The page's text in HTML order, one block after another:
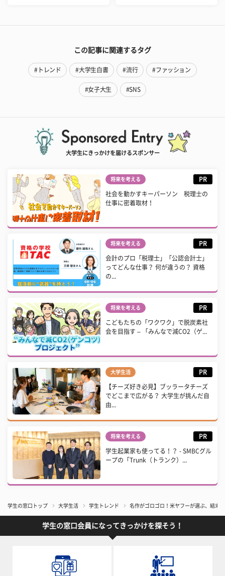
この記事に関連するタグ
#トレンド #大学生白書 #流行 #ファッション
#女子大生 #SNS
大学生にきっかけを届けるスポンサー
将来を考える PR
社会を動かすキーパーソン 税理士の
仕事に密着取材！
将来を考える PR
会計のプロ「税理士」「公認会計士」
ってどんな仕事？ 何が違うの？ 資格
の...
将来を考える PR
こどもたちの「ワクワク」で脱炭素社
会を目指す – 「みんなで減CO2（ゲ...
大学生活 PR
【チーズ好き必見】ブッラータチーズ
でどこまで広がる？ 大学生が挑んだ自
由...
将来を考える PR
学生起業家も使ってる！？ - SMBCグル
ープの「Trunk（トランク）...
学生の窓口トップ 大学生活 学生トレンド 名作がゴロゴロ！米ヤフーが選ぶ、結末
学生の窓口会員になってきっかけを探そう！